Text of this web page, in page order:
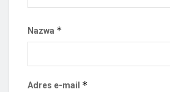
Nazwa *
Adres e-mail *